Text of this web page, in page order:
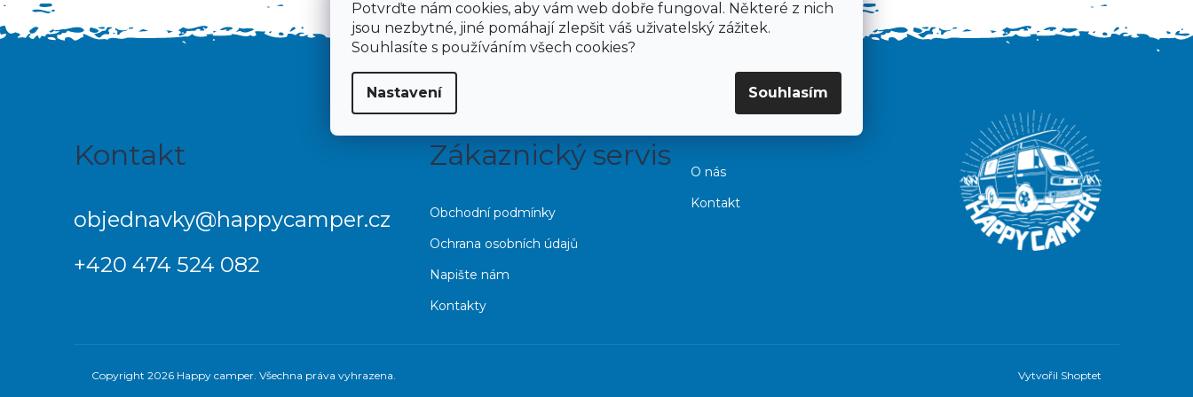
Potvrďte nám cookies, aby vám web dobře fungoval. Některé z nich
jsou nezbytné, jiné pomáhají zlepšit váš uživatelský zážitek.
Souhlasíte s používáním všech cookies?
Nastavení Souhlasím
Kontakt
objednavky@happycamper.cz
+420 474 524 082
Zákaznický servis
Obchodní podmínky
Ochrana osobních údajů
Napište nám
Kontakty
HappyCamper
O nás
Kontakt
Vytvořil Shoptet
Copyright 2026 Happy camper. Všechna práva vyhrazena.